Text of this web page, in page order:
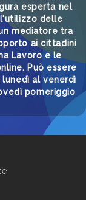
esperta nel
delle
mediatore tra
ai cittadini
Lavoro e le
Può essere
al venerdì
pomeriggio